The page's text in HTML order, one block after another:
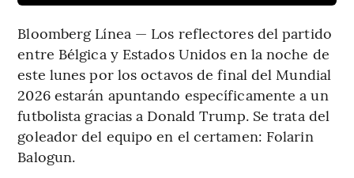
Bloomberg Línea — Los reflectores del partido
entre Bélgica y Estados Unidos en la noche de
este lunes por los octavos de final del Mundial
2026 estarán apuntando específicamente a un
futbolista gracias a Donald Trump. Se trata del
goleador del equipo en el certamen: Folarin
Balogun.